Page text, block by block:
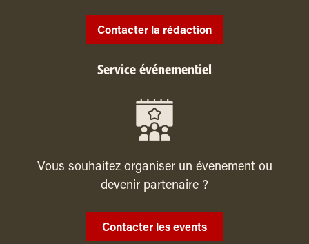
Contacter la rédaction
Service événementiel
Vous souhaitez organiser un évenement ou
devenir partenaire ?
Contacter les events